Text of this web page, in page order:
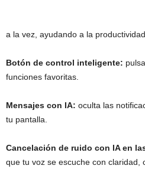
a la vez, ayudando a la productividad.
Botón de control inteligente:
funciones favoritas.
Mensajes con IA: oculta las
tu pantalla.
Cancelación de ruido con IA en
que tu voz se escuche con claridad,